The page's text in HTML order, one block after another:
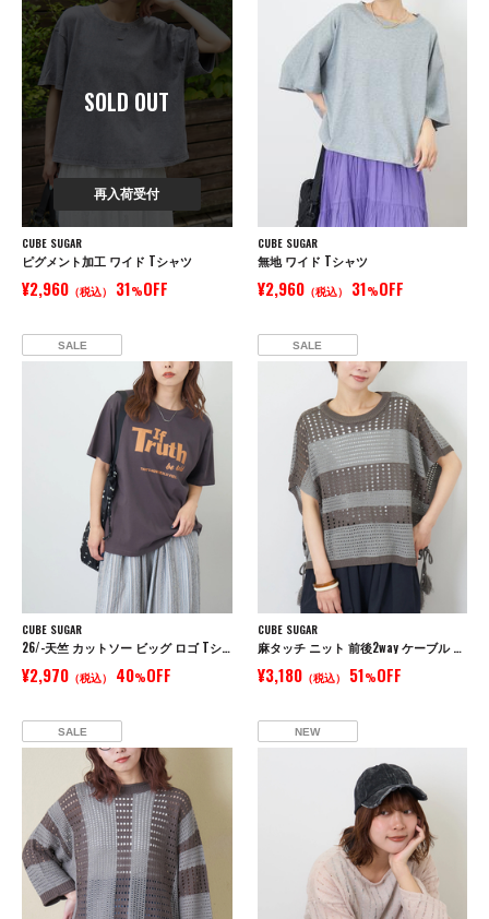
SOLD OUT
再入荷受付
CUBE SUGAR
ピグメント加工 ワイド Tシャツ
¥2,960 （税込） 31%OFF
CUBE SUGAR
無地 ワイド Tシャツ
¥2,960（税込） 31%OFF
SALE
CUBE SUGAR
26/-天竺 カットソー ビッグ ロゴ Tシャツ
¥2,970 （税込） 40%OFF
SALE
CUBE SUGAR
麻タッチ ニット 前後2way ケーブル ベスト
¥3,180（税込） 51%OFF
SALE NEW